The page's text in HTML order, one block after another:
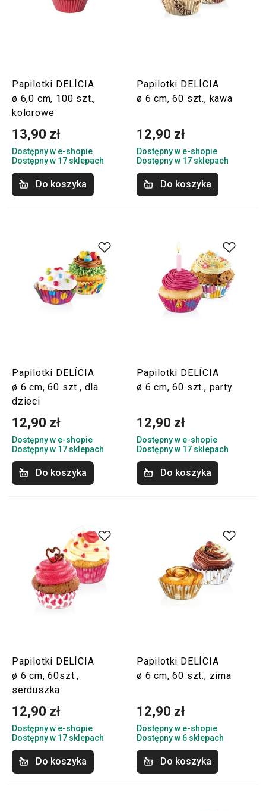
Papilotki DELÍCIA
ø 6,0 cm, 100 szt.,
kolorowe
13,90 zł
Dostępny w e-shopie
Dostępny w 17 sklepach
Do koszyka
Papilotki DELÍCIA
ø 6 cm, 60 szt., kawa
12,90 zł
Dostępny w e-shopie
Dostępny w 17 sklepach
Do koszyka
Papilotki DELÍCIA
ø 6 cm, 60 szt., dla
dzieci
12,90 zł
Dostępny w e-shopie
Dostępny w 17 sklepach
Do koszyka
Papilotki DELÍCIA
ø 6 cm, 60 szt., party
12,90 zł
Dostępny w e-shopie
Dostępny w 17 sklepach
Do koszyka
Papilotki DELÍCIA
ø 6 cm, 60szt.,
serduszka
12,90 zł
Dostępny w e-shopie
Dostępny w 17 sklepach
Do koszyka
Papilotki DELÍCIA
ø 6 cm, 60 szt., zima
12,90 zł
Dostępny w e-shopie
Dostępny w 6 sklepach
Do koszyka